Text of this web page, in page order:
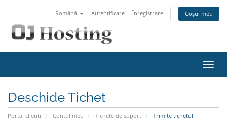
Română Autentificare Înregistrare Coșul meu
Deschide Tichet
Portal clienți Contul meu Tichete de suport Trimite tichetul